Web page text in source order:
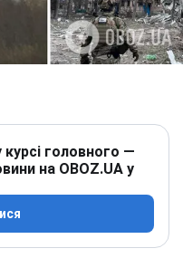
головного —
на OBOZ.UA у